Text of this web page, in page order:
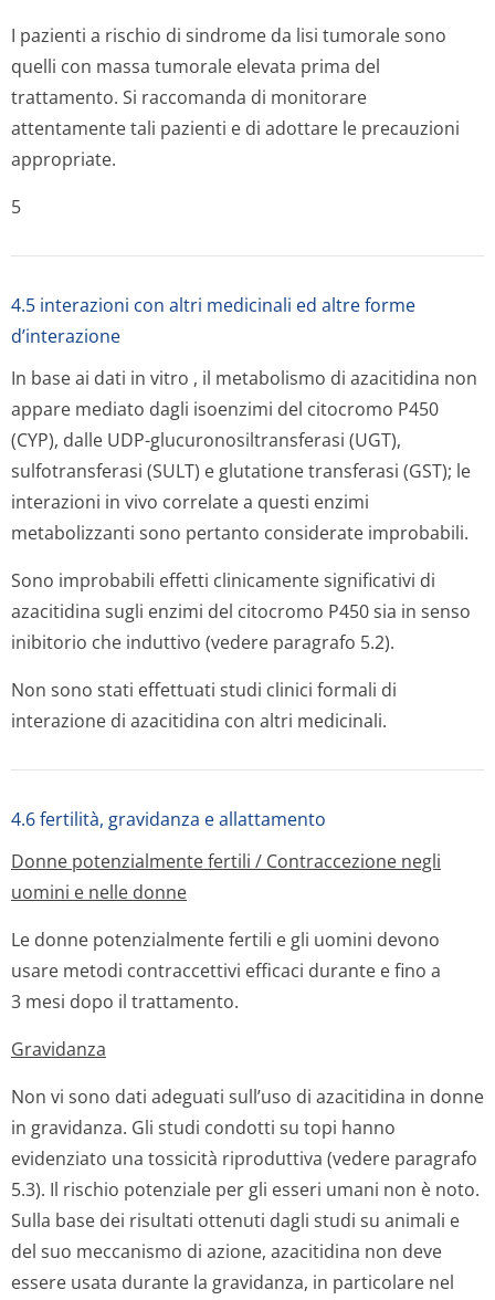
I pazienti a rischio di sindrome da lisi tumorale sono
quelli con massa tumorale elevata prima del
trattamento. Si raccomanda di monitorare
attentamente tali pazienti e di adottare le precauzioni
appropriate.
5
4.5 interazioni con altri medicinali ed altre forme
d’interazione
In base ai dati in vitro , il metabolismo di azacitidina non
appare mediato dagli isoenzimi del citocromo P450
(CYP), dalle UDP-glucuronosiltran­sferasi (UGT),
sulfotransferasi (SULT) e glutatione transferasi (GST); le
interazioni in vivo correlate a questi enzimi
metabolizzanti sono pertanto considerate improbabili.
Sono improbabili effetti clinicamente significativi di
azacitidina sugli enzimi del citocromo P450 sia in senso
inibitorio che induttivo (vedere paragrafo 5.2).
Non sono stati effettuati studi clinici formali di
interazione di azacitidina con altri medicinali.
4.6 fertilità, gravidanza e allattamento
Donne potenzialmente fertili / Contraccezione negli
uomini e nelle donne
Le donne potenzialmente fertili e gli uomini devono
usare metodi contraccettivi efficaci durante e fino a
3 mesi dopo il trattamento.
Gravidanza
Non vi sono dati adeguati sull’uso di azacitidina in donne
in gravidanza. Gli studi condotti su topi hanno
evidenziato una tossicità riproduttiva (vedere paragrafo
5.3). Il rischio potenziale per gli esseri umani non è noto.
Sulla base dei risultati ottenuti dagli studi su animali e
del suo meccanismo di azione, azacitidina non deve
essere usata durante la gravidanza, in particolare nel